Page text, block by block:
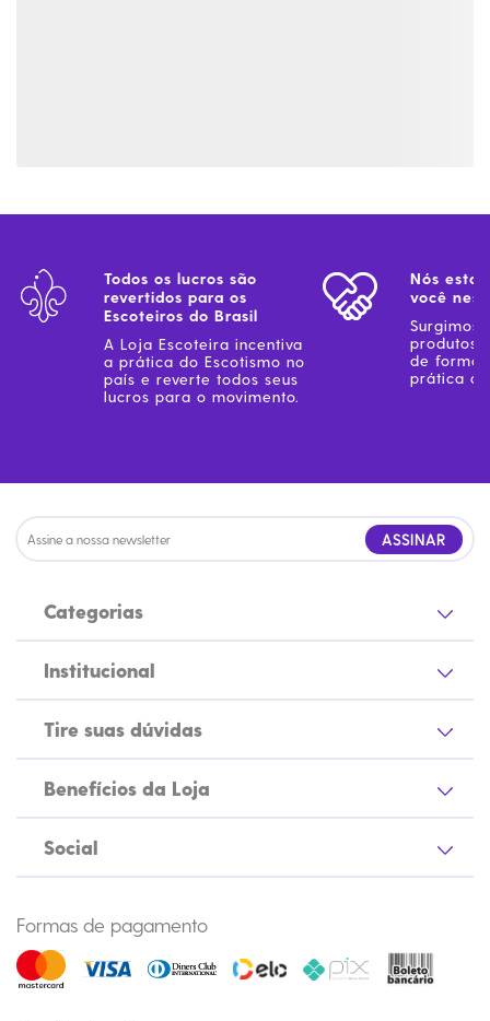
Todos os lucros são
revertidos para os
Escoteiros do Brasil
A Loja Escoteira incentiva
a prática do Escotismo no
país e reverte todos seus
lucros para o movimento.
Nós
você
Surgimos
produtos
de forma
prática
ASSINAR
Categorias
Institucional
Tire suas dúvidas
Benefícios da Loja
Social
Formas de pagamento